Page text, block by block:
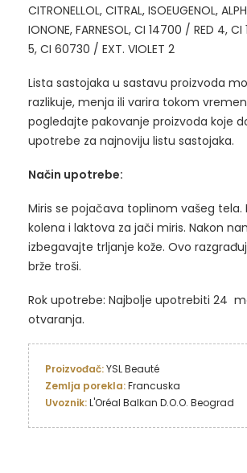
CITRONELLOL, CITRAL, ISOEUGENOL,
IONONE, FARNESOL, CI 14700 / RED 4,
5, CI 60730 / EXT. VIOLET 2
Lista sastojaka u sastavu proizvoda
razlikuje, menja ili varira tokom
pogledajte pakovanje proizvoda koje
upotrebe za najnoviju listu sastojaka.
Način upotrebe:
Miris se pojačava toplinom vašeg tela.
kolena i laktova za jači miris. Nakon
izbegavajte trljanje kože. Ovo
brže troši.
Rok upotrebe: Najbolje upotrebiti 24
otvaranja.
Proizvođač:
Zemlja porekla:
Uvoznik: L'Oréal Balkan D.O.O. Beograd